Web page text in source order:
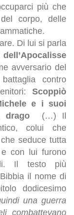
più che
corpo, delle
Di lui si parla
avversario del
contro
Scoppiò
e i suoi
drago (…) Il
colui che
seduce tutta
con lui furono
Il testo più
il nome di
dodicesimo
una guerra
combattevano